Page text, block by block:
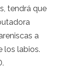
tendrá que
a
los labios.